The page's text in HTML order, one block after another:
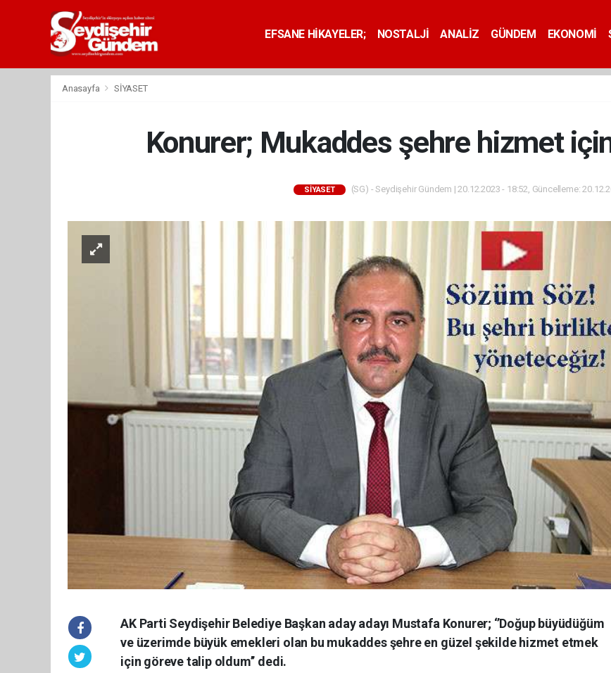
EFSANE HİKAYELER; NOSTALJİ ANALİZ GÜNDEM EKONOMİ
Anasayfa SİYASET
Konurer; Mukaddes şehre hizmet
SİYASET (SG) - Seydişehir Gündem | 20.12.2023 - 18:52, Güncelleme:
AK Parti Seydişehir Belediye Başkan aday adayı Mustafa Konurer; ‘’Doğup büyüdüğüm
ve üzerimde büyük emekleri olan bu mukaddes şehre en güzel şekilde hizmet etmek
için göreve talip oldum’’ dedi.